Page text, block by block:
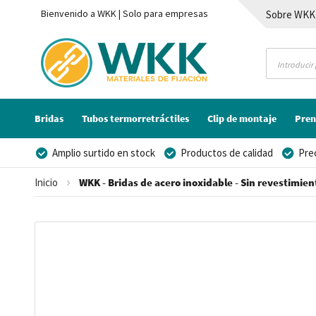
Bienvenido a WKK | Solo para empresas Sobre WKK
Bridas Tubos termorretráctiles Clip de montaje
Amplio surtido en stock Productos de calidad
Posibilidad de crear marca privada
Inicio WKK - Bridas de acero inoxidable - Sin